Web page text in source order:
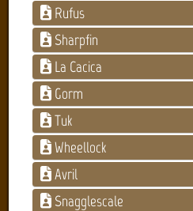
Rufus
Sharpfin
La Cacica
Gorm
Tuk
Wheellock
Avril
Snagglescale